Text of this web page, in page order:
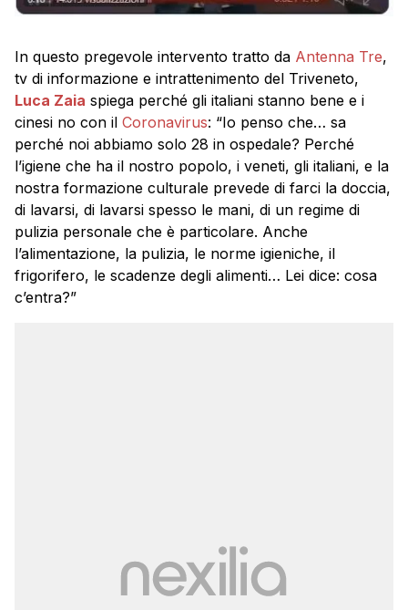
In questo pregevole intervento tratto da Antenna Tre,
tv di informazione e intrattenimento del Triveneto,
Luca Zaia spiega perché gli italiani stanno bene e i
cinesi no con il Coronavirus: “Io penso che… sa
perché noi abbiamo solo 28 in ospedale? Perché
l’igiene che ha il nostro popolo, i veneti, gli italiani, e la
nostra formazione culturale prevede di farci la doccia,
di lavarsi, di lavarsi spesso le mani, di un regime di
pulizia personale che è particolare. Anche
l’alimentazione, la pulizia, le norme igieniche, il
frigorifero, le scadenze degli alimenti… Lei dice: cosa
c’entra?”